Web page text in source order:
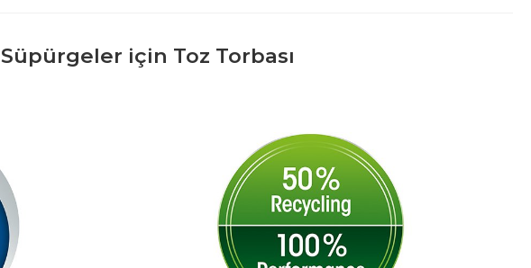
için Toz Torbası